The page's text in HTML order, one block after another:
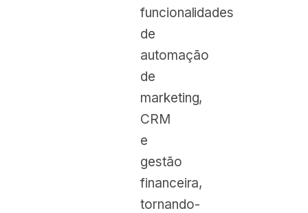
funcionalidades
de
automação
de
marketing,
CRM
e
gestão
financeira,
tornando-